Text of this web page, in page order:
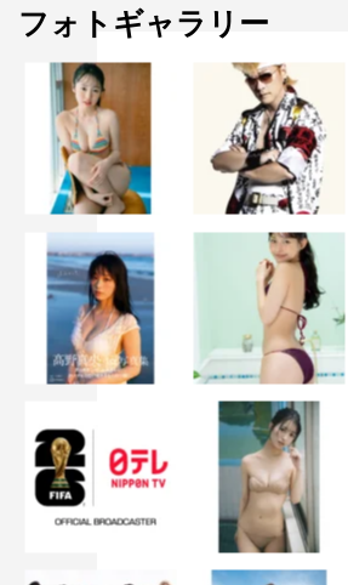
フォトギャラリー